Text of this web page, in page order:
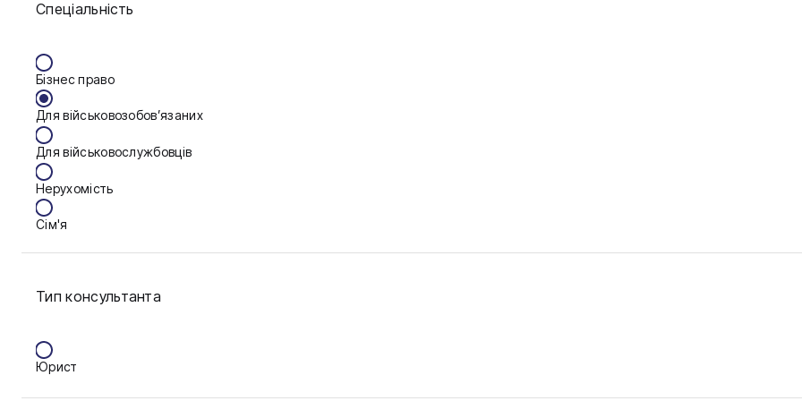
Васильків
Дніпро
Запоріжжя
Калуш
Кам'янське
Ковель
Краматорськ
Кривий Ріг
Спеціальність
Бізнес право
Для військовозобов’язаних
Для військовослужбовців
Нерухомість
Сім'я
Тип консультанта
Юрист